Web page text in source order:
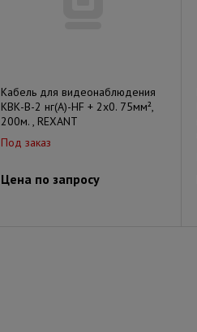
Кабель для видеонаблюдения
КВК-В-2 нг(А)-HF + 2х0. 75мм²,
200м. , REXANT
Под заказ
Цена по запросу